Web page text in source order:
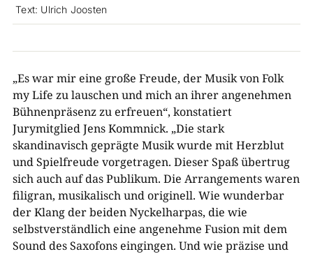
Text: Ulrich Joosten
„Es war mir eine große Freude, der Musik von Folk
my Life zu lauschen und mich an ihrer angenehmen
Bühnenpräsenz zu erfreuen“, konstatiert
Jurymitglied Jens Kommnick. „Die stark
skandinavisch geprägte Musik wurde mit Herzblut
und Spielfreude vorgetragen. Dieser Spaß übertrug
sich auch auf das Publikum. Die Arrangements waren
filigran, musikalisch und originell. Wie wunderbar
der Klang der beiden Nyckelharpas, die wie
selbstverständlich eine angenehme Fusion mit dem
Sound des Saxofons eingingen. Und wie präzise und